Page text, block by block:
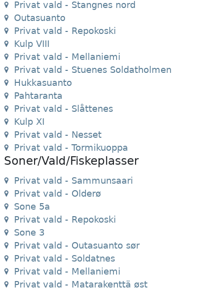
Privat vald - Stangnes nord
Outasuanto
Privat vald - Repokoski
Kulp VIII
Privat vald - Mellaniemi
Privat vald - Stuenes Soldatholmen
Hukkasuanto
Pahtaranta
Privat vald - Slåttenes
Kulp XI
Privat vald - Nesset
Privat vald - Tormikuoppa
Soner/Vald/Fiskeplasser
Privat vald - Sammunsaari
Privat vald - Olderø
Sone 5a
Privat vald - Repokoski
Sone 3
Privat vald - Outasuanto sør
Privat vald - Soldatnes
Privat vald - Mellaniemi
Privat vald - Matarakenttä øst